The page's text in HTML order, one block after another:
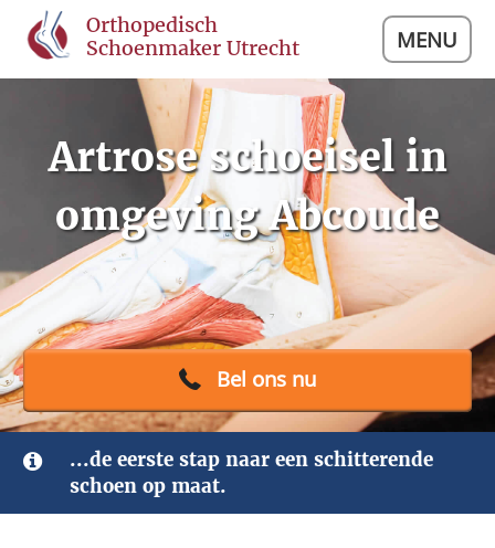
Orthopedisch
Schoenmaker Utrecht
MENU
Artrose schoeisel in
omgeving Abcoude
Bel ons nu
...de eerste stap naar een schitterende
schoen op maat.